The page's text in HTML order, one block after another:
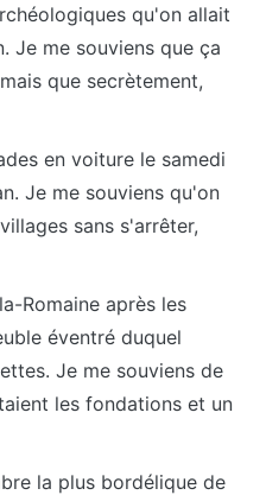
qu'on allait
Je me souviens que ça
que secrètement,
en voiture le samedi
Je me souviens qu'on
sans s'arrêter,
Romaine après les
éventré duquel
Je me souviens de
les fondations et un
la plus bordélique de